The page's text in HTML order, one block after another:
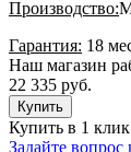
Производство:
Гарантия: 18
Наш магазин
22 335 руб.
Купить в 1 клик
Задайте вопрос